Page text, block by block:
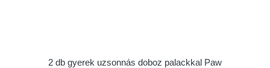
2 db gyerek uzsonnás doboz palackkal Paw